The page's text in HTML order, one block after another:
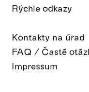
Rýchle odkazy
Kontakty na úrad
FAQ / Časté
Impressum